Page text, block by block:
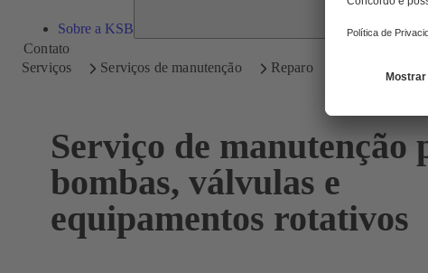
Sobre a KSB
Contato
Serviços
Serviços de manutenção Reparo
Serviço de manutenção
bombas, válvulas e
equipamentos rotativos